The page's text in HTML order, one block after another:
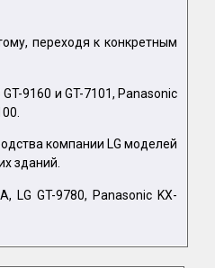
переходя к конкретным
9160 и GT-7101, Panasonic
компании LG моделей
зданий.
LG GT-9780, Panasonic KX-